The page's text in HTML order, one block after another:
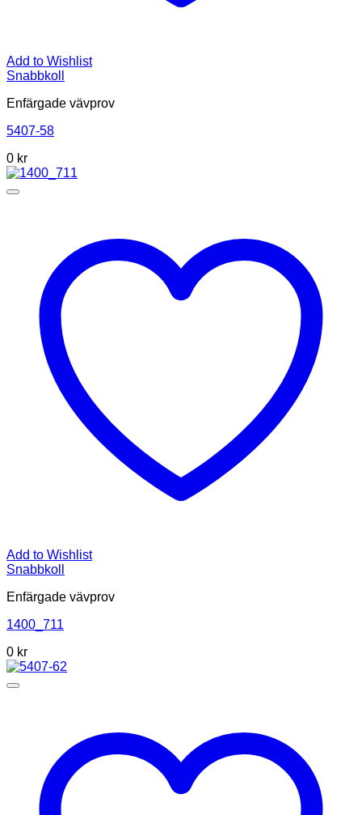
Add to Wishlist
Snabbkoll
Enfärgade vävprov
5407-58
0 kr
Add to Wishlist
Snabbkoll
Enfärgade vävprov
1400_711
0 kr